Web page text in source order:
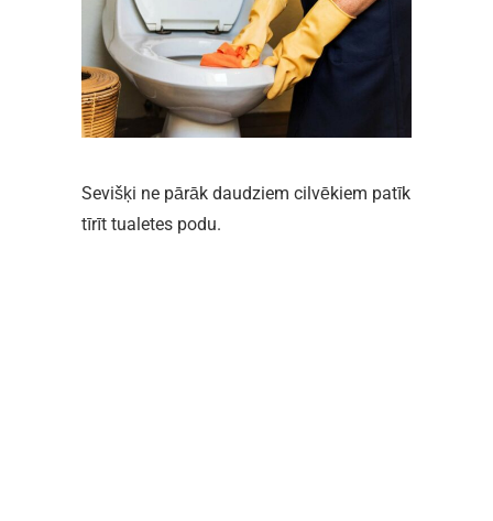
Sevišķi ne pārāk daudziem cilvēkiem patīk
tīrīt tualetes podu.